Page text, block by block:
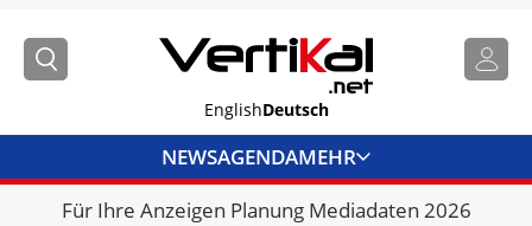
EnglishDeutsch
NEWSAGENDAMEHR
BRANCHENLINKS
Für Ihre Anzeigen Planung Mediadaten 2026